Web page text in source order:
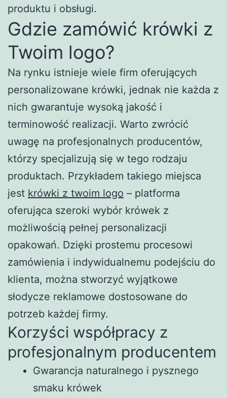
produktu i obsługi.
Gdzie zamówić krówki z
Twoim logo?
Na rynku istnieje wiele firm oferujących
personalizowane krówki, jednak nie każda z
nich gwarantuje wysoką jakość i
terminowość realizacji. Warto zwrócić
uwagę na profesjonalnych producentów,
którzy specjalizują się w tego rodzaju
produktach. Przykładem takiego miejsca
jest krówki z twoim logo – platforma
oferująca szeroki wybór krówek z
możliwością pełnej personalizacji
opakowań. Dzięki prostemu procesowi
zamówienia i indywidualnemu podejściu do
klienta, można stworzyć wyjątkowe
słodycze reklamowe dostosowane do
potrzeb każdej firmy.
Korzyści współpracy z
profesjonalnym producentem
Gwarancja naturalnego i pysznego
smaku krówek